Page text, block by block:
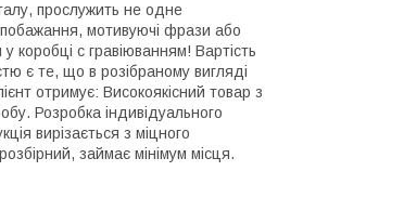
прослужить не одне
мотивуючі фрази або
коробці с гравіюванням! Вартість
є те, що в розібраному вигляді
отримує: Високоякісний товар з
Розробка індивідуального
вирізається з міцного
займає мінімум місця.